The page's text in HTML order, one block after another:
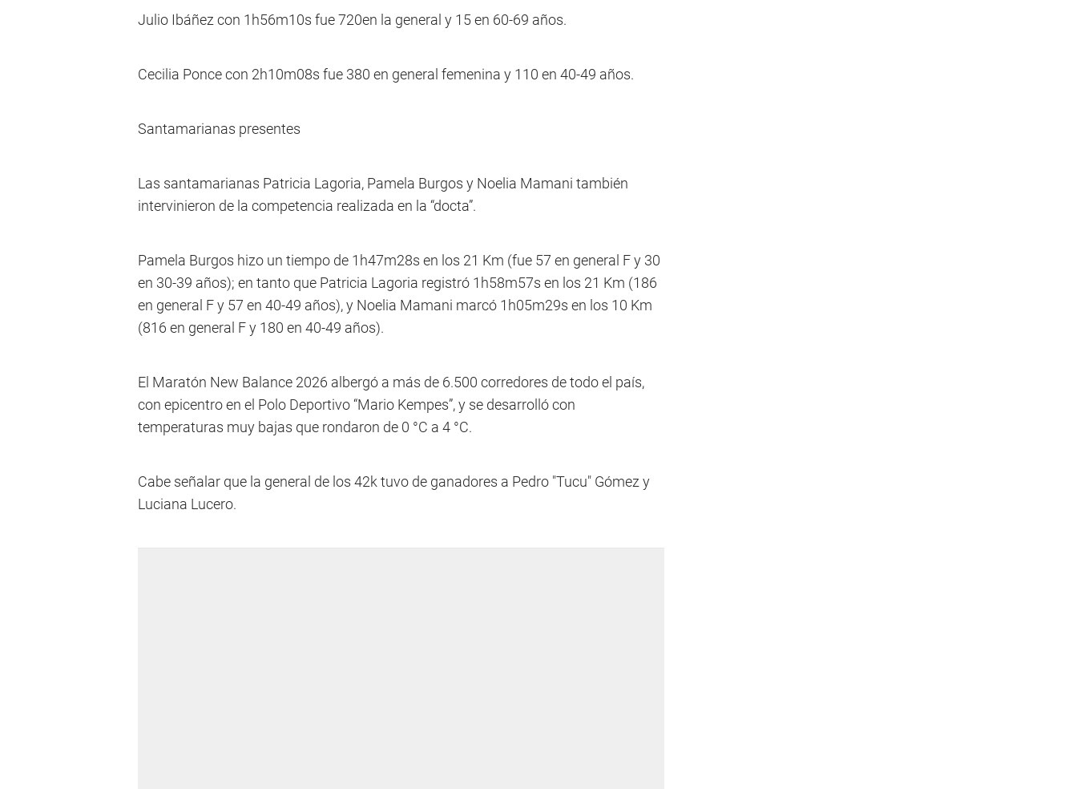
Julio Ibáñez con 1h56m10s fue 720en la general y 15 en 60-69 años.
Cecilia Ponce con 2h10m08s fue 380 en general femenina y 110 en 40-49 años.
Santamarianas presentes
Las santamarianas Patricia Lagoria, Pamela Burgos y Noelia Mamani también
intervinieron de la competencia realizada en la “docta”.
Pamela Burgos hizo un tiempo de 1h47m28s en los 21 Km (fue 57 en general F y 30
en 30-39 años); en tanto que Patricia Lagoria registró 1h58m57s en los 21 Km (186
en general F y 57 en 40-49 años), y Noelia Mamani marcó 1h05m29s en los 10 Km
(816 en general F y 180 en 40-49 años).
El Maratón New Balance 2026 albergó a más de 6.500 corredores de todo el país,
con epicentro en el Polo Deportivo “Mario Kempes”, y se desarrolló con
temperaturas muy bajas que rondaron de 0 °C a 4 °C.
Cabe señalar que la general de los 42k tuvo de ganadores a Pedro "Tucu" Gómez y
Luciana Lucero.